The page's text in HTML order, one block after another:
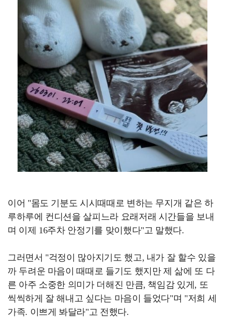
이어 "몸도 기분도 시시때때로 변하는 무지개 같은 하
루하루에 컨디션을 살피느라 요래저래 시간들을 보내
며 이제 16주차 안정기를 맞이했다"고 말했다.
그러면서 "걱정이 많아지기도 했고, 내가 잘 할수 있을
까 두려운 마음이 때때로 들기도 했지만 제 삶에 또 다
른 아주 소중한 의미가 더해진 만큼, 책임감 있게, 또
씩씩하게 잘 해내고 싶다는 마음이 들었다"며 "저희 세
가족. 이쁘게 봐달라"고 전했다.